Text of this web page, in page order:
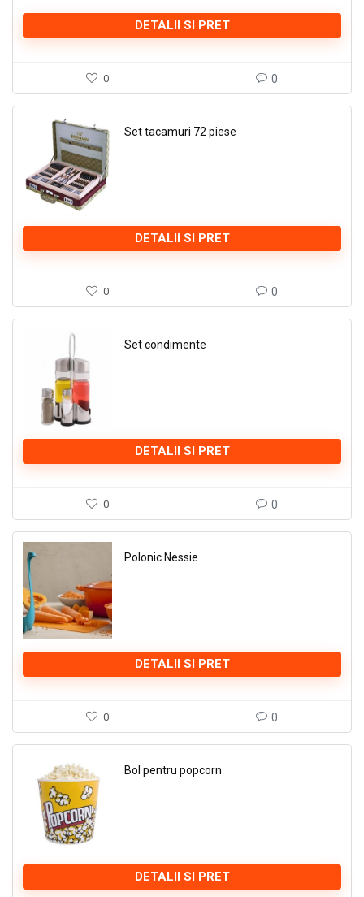
DETALII SI PRET
0 0
Set tacamuri 72 piese
DETALII SI PRET
0 0
Set condimente
DETALII SI PRET
0 0
Polonic Nessie
DETALII SI PRET
0 0
Bol pentru popcorn
DETALII SI PRET